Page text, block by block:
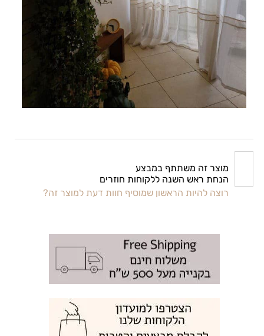
מוצר זה משתתף במבצע
הנחת ראש השנה ללקוחות חוזרים
רוצה להיות הראשון שמוסיף חוות דעת למוצר זה?